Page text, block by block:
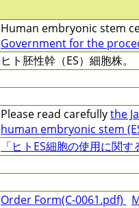
Human embryonic stem
Government for the
ヒト胚性幹（ES）細胞株。
Please read carefullythe
human embryonic stem
「ヒトES細胞の使用に関す
Order Form(C-0061.pdf)